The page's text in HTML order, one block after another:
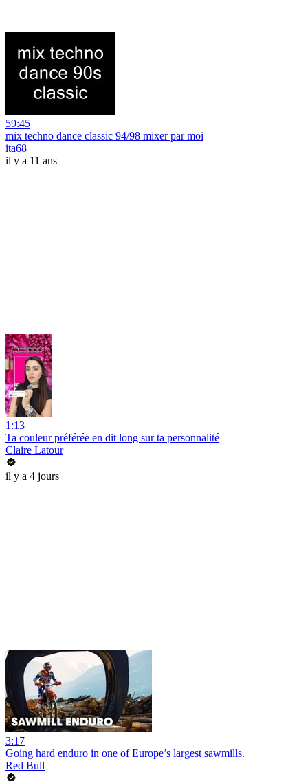
59:45
mix techno dance classic 94/98 mixer par moi
ita68
il y a 11 ans
1:13
Ta couleur préférée en dit long sur ta personnalité
Claire Latour
il y a 4 jours
3:17
Going hard enduro in one of Europe’s largest sawmills.
Red Bull